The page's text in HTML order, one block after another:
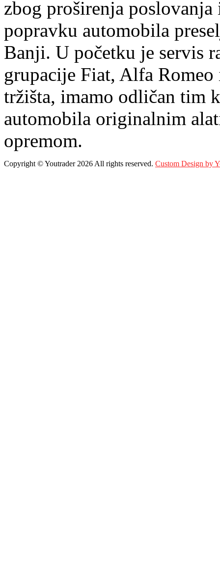
zbog proširenja poslovanja
popravku automobila
Banji. U početku je servis
grupacije Fiat, Alfa
tržišta, imamo odličan tim
automobila originalnim
opremom.
Copyright ©Youtrader2026 All rights reserved. Custom Design by